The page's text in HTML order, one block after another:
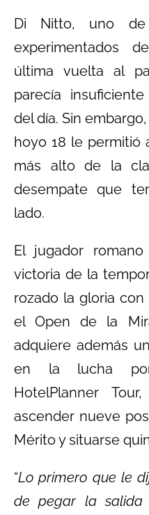
Di Nitto, uno de
experimentados
última vuelta al
parecía
del día. Sin
hoyo 18 le permitió
más alto de la
desempate que
lado.
El jugador
victoria de la
rozado la gloria
el Open de la
adquiere además
en la lucha
HotelPlanner
ascender nueve
Mérito y situarse
“Lo primero que le
de pegar la